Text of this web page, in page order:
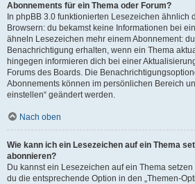
Abonnements für ein Thema oder Forum?
In phpBB 3.0 funktionierten Lesezeichen ähnlich
Browsern: du bekamst keine Informationen bei
ähneln Lesezeichen mehr einem Abonnement:
Benachrichtigung erhalten, wenn ein Thema
hingegen informieren dich bei einer
Forums des Boards. Die
Abonnements können im persönlichen Bereich
einstellen“ geändert werden.
Nach oben
Wie kann ich ein Lesezeichen auf ein Thema
abonnieren?
Du kannst ein Lesezeichen auf ein Thema
du die entsprechende Option in den „Themen-